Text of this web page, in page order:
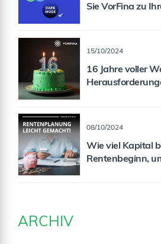
Sie VorFina zu
15/10/2024
16 Jahre voller
08/10/2024
Wie viel Kapital
Rentenbeginn,
ARCHIV